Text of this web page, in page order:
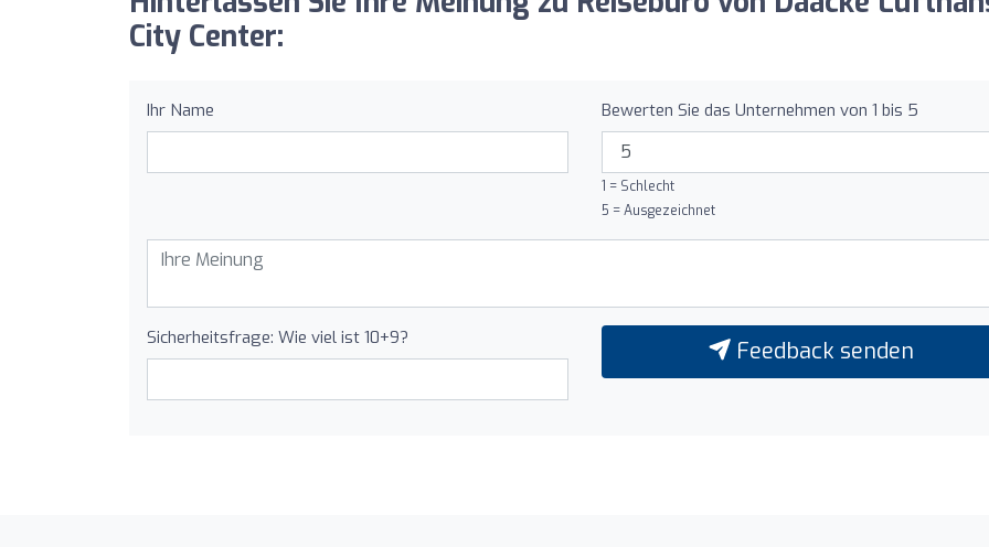
City Center:
Ihr Name Bewerten Sie das Unternehmen von 1 bis 5
1 = Schlecht
5 = Ausgezeichnet
Sicherheitsfrage: Wie viel ist 10+9? Feedback senden